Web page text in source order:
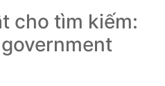
cho tìm kiếm: